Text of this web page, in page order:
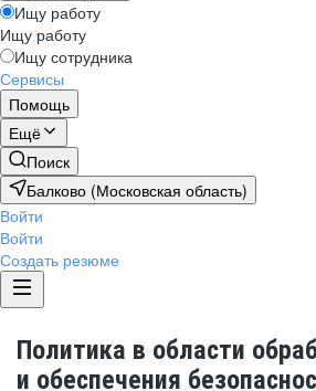
Ищу работу
Ищу работу
Ищу сотрудника
Сервисы
Помощь
Ещё
Поиск
Балково (Московская область)
Войти
Войти
Создать резюме
Политика в области
и обеспечения